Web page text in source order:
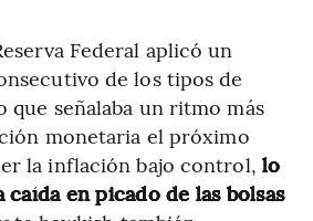
Federal aplicó un
de los tipos de
que señalaba un ritmo más
monetaria el próximo
la inflación bajo control, lo
en picado de las bolsas